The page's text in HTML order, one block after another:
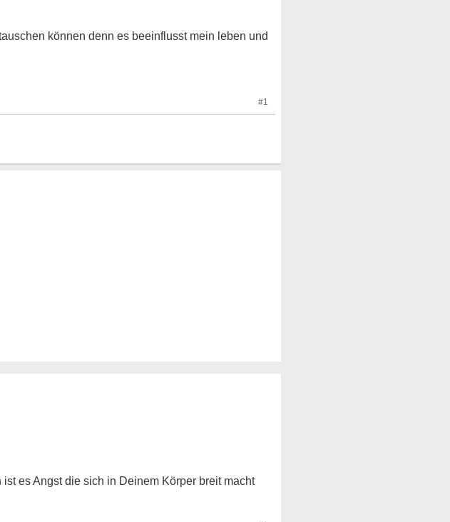
können denn es beeinflusst mein leben und
#1
es Angst die sich in Deinem Körper breit macht